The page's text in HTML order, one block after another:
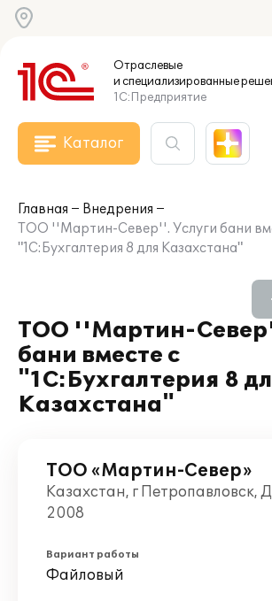
Отраслевые
и специализированные
1С:Предприятие
Каталог
Главная
Внедрения
ТОО ''Мартин-Север''. Услуги бани
"1С:Бухгалтерия 8 для Казахстана"
ТОО ''Мартин-
бани вместе с
"1С:Бухгалтерия 8
Казахстана"
ТОО «Мартин-Север»
Казахстан, г Петропавловск,
2008
Вариант работы
Файловый